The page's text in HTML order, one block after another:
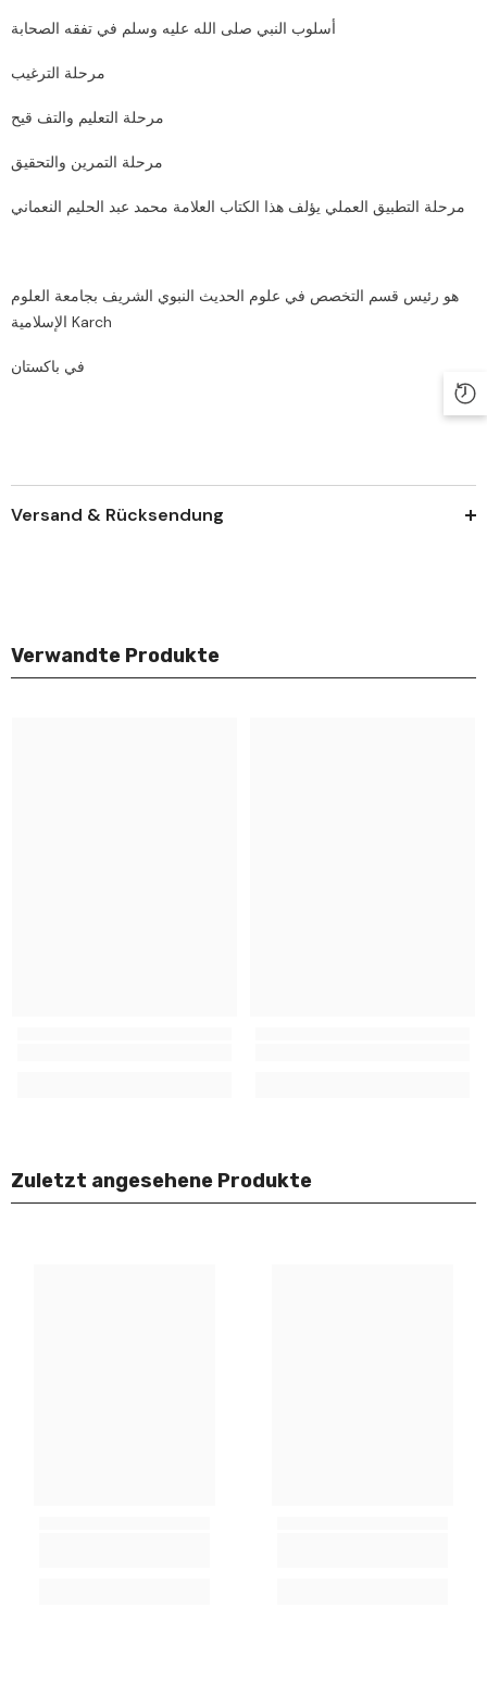
‏أسلوب النبي صلى الله عليه وسلم في تفقه الصحابة
‏مرحلة الترغيب
‏مرحلة التعليم والتف قيح
‏مرحلة التمرين والتحقيق
‏مرحلة التطبيق العملي يؤلف هذا الكتاب العلامة محمد عبد الحليم النعماني
‏هو رئيس قسم التخصص في علوم الحديث النبوي الشريف بجامعة العلوم
الإسلامية Karch
‏في باكستان
Versand & Rücksendung
Verwandte Produkte
Zuletzt angesehene Produkte